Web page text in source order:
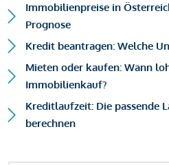
Immobilienpreise in
Prognose
Kredit beantragen: Welche
Mieten oder kaufen: Wann
Immobilienkauf?
Kreditlaufzeit: Die passende
berechnen